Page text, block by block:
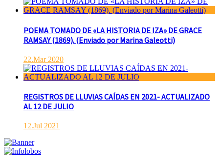
POEMA TOMADO DE «LA HISTORIA DE IZA» DE GRACE
RAMSAY (1869). (Enviado por Marina Galeotti)
22.Mar 2020
REGISTROS DE LLUVIAS CAÍDAS EN 2021- ACTUALIZADO
AL 12 DE JULIO
12.Jul 2021